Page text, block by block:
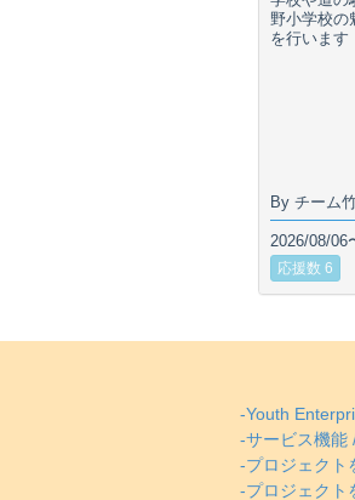
野小学校の
を行います
By チーム
2026/08/06
応援数 6
-Youth
-サービス機能
-プロジェクト
-プロジェクト